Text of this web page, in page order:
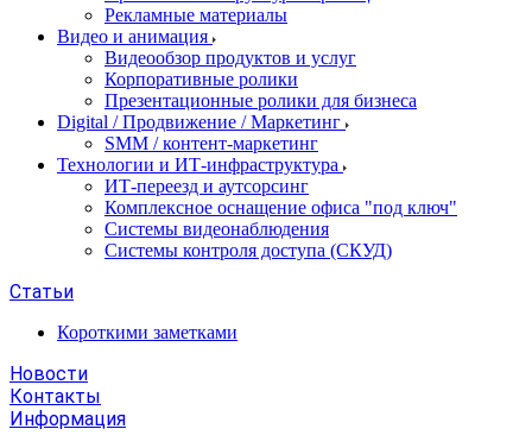
Рекламные материалы
Видео и анимация
Видеообзор продуктов и услуг
Корпоративные ролики
Презентационные ролики для бизнеса
Digital / Продвижение / Маркетинг
SMM / контент-маркетинг
Технологии и ИТ-инфраструктура
ИТ-переезд и аутсорсинг
Комплексное оснащение офиса "под ключ"
Системы видеонаблюдения
Системы контроля доступа (СКУД)
Статьи
Короткими заметками
Новости
Контакты
Информация